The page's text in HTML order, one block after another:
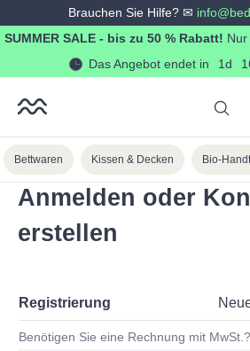
springenBrauchen Sie Hilfe? ✉
SUMMER SALE - bis zu 50 % Rabatt!
Das Angebot endet in
1d
Bettwaren Kissen & Decken Bio-
Anmelden oder
erstellen
Registrierung
Persönliche Informationen
Benötigen Sie eine Rechnung mit